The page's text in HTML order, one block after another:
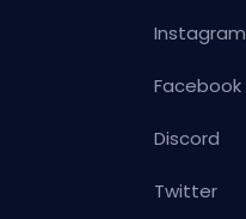
Instagram
Facebook
Discord
Twitter